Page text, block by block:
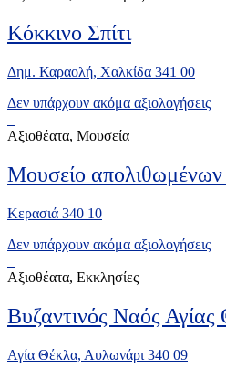
Κόκκινο Σπίτι
Δημ. Καραολή, Χαλκίδα 341 00
Δεν υπάρχουν ακόμα αξιολογήσεις
Αξιοθέατα, Μουσεία
Μουσείο
Κερασιά 340 10
Δεν υπάρχουν ακόμα αξιολογήσεις
Αξιοθέατα, Εκκλησίες
Βυζαντινός Ναός Αγίας
Αγία Θέκλα, Αυλωνάρι 340 09